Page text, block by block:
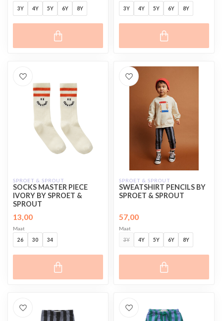
3Y 4Y 5Y 6Y 8Y 3Y 4Y 5Y 6Y 8Y
SPROET & SPROUT
SOCKS MASTER PIECE
IVORY BY SPROET &
SPROUT
13,00
Maat
26
30 34
SPROET & SPROUT
SWEATSHIRT PENCILS BY
SPROET & SPROUT
57,00
Maat
3Y
4Y 5Y 6Y 8Y